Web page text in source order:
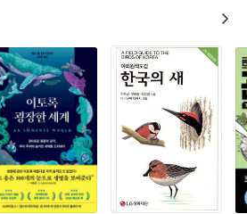
밀림 한가운데에서 실천하게 되었을 때 스
모두를 드나들어야 하는 개구리처럼, 우리
를 살아가는 인공 세계 모두를 고향으로 둔
복하며 체온을 조절하듯 문명과 자연을 적
자연을 동경하는 것이다.
자연 생태계와 그곳에서 살아가는 동식물
을 가하려는 저자의 독특한 관찰 방식 또한
만들어 주었다. 자원의 제한과 외부 세계와
그치지 않고 그 속에 흠뻑 빠져들어 고요히